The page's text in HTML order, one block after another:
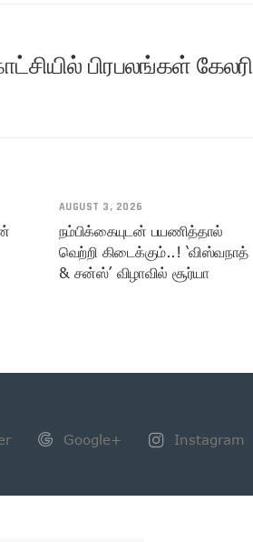
பிரபலங்கள் கேலரி
AUGUST 3, 2026
நம்பிக்கையுடன் பயணித்தால்
வெற்றி கிடைக்கும்..! ‘விஸ்வநாத்
& சன்ஸ்’ விழாவில் சூர்யா
Google+ Instagram